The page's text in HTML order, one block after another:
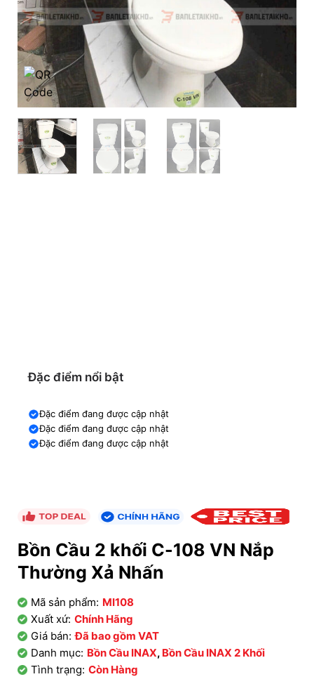
Đặc điểm nổi bật
Đặc điểm đang được cập nhật
Đặc điểm đang được cập nhật
Đặc điểm đang được cập nhật
Bồn Cầu 2 khối C-108 VN Nắp
Thường Xả Nhấn
Mã sản phẩm: MI108
Xuất xứ: Chính Hãng
Giá bán: Đã bao gồm VAT
Danh mục: Bồn Cầu INAX, Bồn Cầu INAX 2 Khối
Tình trạng: Còn Hàng